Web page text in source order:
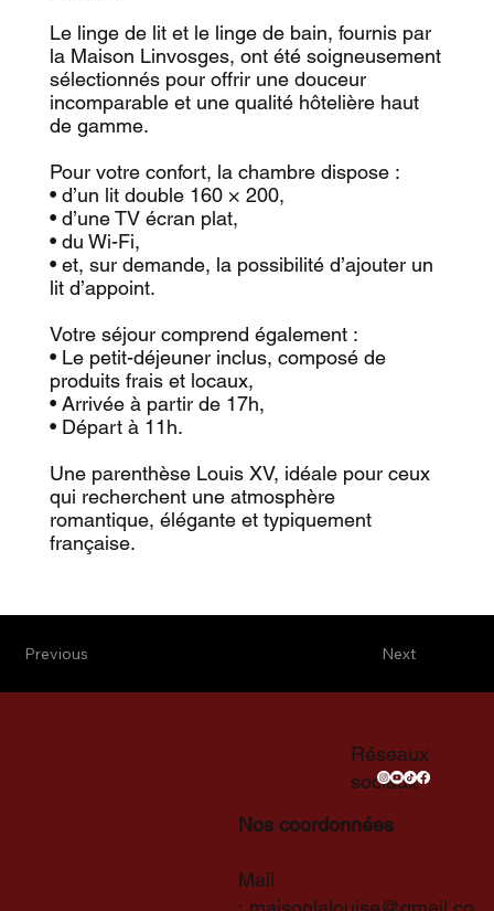
Le linge de lit et le linge de bain, fournis par
la Maison Linvosges, ont été soigneusement
sélectionnés pour offrir une douceur
incomparable et une qualité hôtelière haut
de gamme.
Pour votre confort, la chambre dispose :
• d’un lit double 160 × 200,
• d’une TV écran plat,
• du Wi-Fi,
• et, sur demande, la possibilité d’ajouter un
lit d’appoint.
Votre séjour comprend également :
• Le petit-déjeuner inclus, composé de
produits frais et locaux,
• Arrivée à partir de 17h,
• Départ à 11h.
Une parenthèse Louis XV, idéale pour ceux
qui recherchent une atmosphère
romantique, élégante et typiquement
française.
Next
Previous
Nos coordonnées
Mail
Réseaux
sociaux